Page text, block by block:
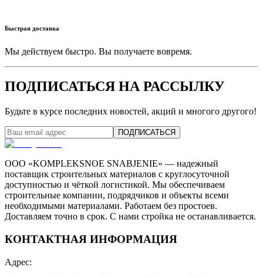
Быстрая доставка
Мы действуем быстро. Вы получаете вовремя.
ПОДПИСАТЬСЯ НА РАССЫЛКУ
Будьте в курсе последних новостей, акций и многого другого!
ПОДПИСАТЬСЯ
ООО «KOMPLEKSNOE SNABJENIE» — надежный
поставщик строительных материалов с круглосуточной
доступностью и чёткой логистикой. Мы обеспечиваем
строительные компании, подрядчиков и объекты всеми
необходимыми материалами. Работаем без простоев.
Доставляем точно в срок. С нами стройка не останавливается.
КОНТАКТНАЯ ИНФОРМАЦИЯ
Адрес: